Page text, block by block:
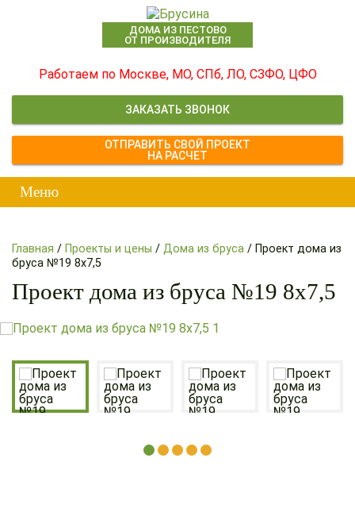
ДОМА ИЗ ПЕСТОВО
ОТ ПРОИЗВОДИТЕЛЯ
Работаем по Москве, МО, СПб, ЛО, СЗФО, ЦФО
ЗАКАЗАТЬ ЗВОНОК
ОТПРАВИТЬ СВОЙ ПРОЕКТ
НА РАСЧЕТ
Главная / Проекты и цены / Дома из бруса / Проект дома из
бруса №19 8х7,5
Проект дома из бруса №19 8х7,5